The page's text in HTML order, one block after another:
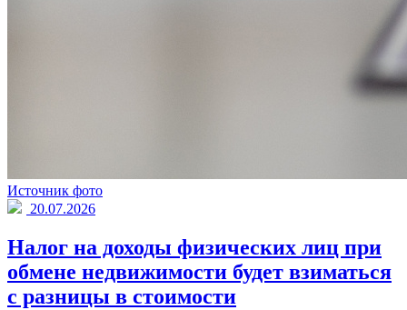
Источник фото
20.07.2026
Налог на доходы физических лиц при
обмене недвижимости будет взиматься
с разницы в стоимости